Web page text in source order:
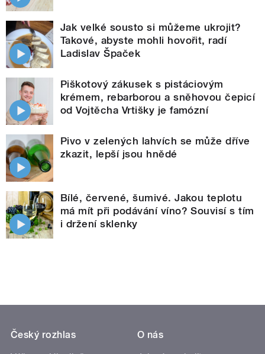
Jak velké sousto si můžeme ukrojit?
Takové, abyste mohli hovořit, radí
Ladislav Špaček
Piškotový zákusek s pistáciovým
krémem, rebarborou a sněhovou čepicí
od Vojtěcha Vrtišky je famózní
Pivo v zelených lahvích se může dříve
zkazit, lepší jsou hnědé
Bílé, červené, šumivé. Jakou teplotu
má mít při podávání víno? Souvisí s tím
i držení sklenky
Český rozhlas
O nás